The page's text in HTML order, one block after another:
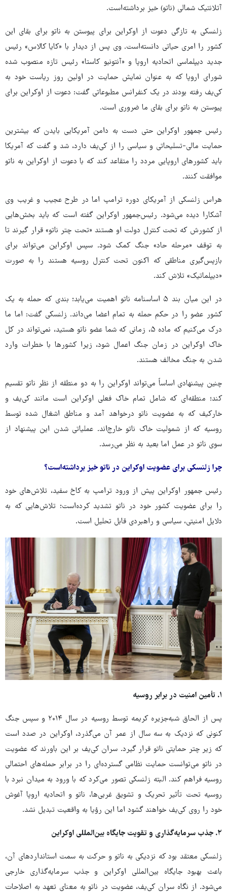
آتلانتیک شمالی (ناتو) خیز برداشته‌است.
زلنسکی به تازگی دعوت از اوکراین برای پیوستن به ناتو برای بقای این
کشور را امری حیاتی دانسته‌است. وی پس از دیدار با «کایا کالاس» رئیس
جدید دیپلماسی اتحادیه اروپا و «آنتونیو کاستا» رئیس تازه منصوب شده
شورای اروپا که به عنوان نمایش حمایت در اولین روز ریاست خود به
کی‌یف رفته بودند در یک کنفرانس مطبوعاتی گفت: دعوت از اوکراین برای
پیوستن به ناتو برای بقای ما ضروری است.
رئیس جمهور اوکراین حتی دست به دامن آمریکایی بایدن که بیشترین
حمایت مالی-تسلیحاتی و سیاسی را از کی‌یف دارد، شد و گفت که آمریکا
باید کشورهای اروپایی مردد را متقاعد کند که با دعوت از اوکراین به ناتو
موافقت کنند.
هراس زلنسکی از آمریکای دوره ترامپ اما در طرح عجیب و غریب وی
آشکارا دیده می‌شود. رئیس‌جمهور اوکراین گفته است که باید بخش‌هایی
از کشورش که تحت کنترل دولت او هستند «تحت چتر ناتو» قرار گیرند تا
به توقف «مرحله حاد» جنگ کمک شود. سپس اوکراین می‌تواند برای
بازپس‌گیری مناطقی که اکنون تحت کنترل روسیه هستند را به صورت
«دیپلماتیک» تلاش کند.
در این میان بند ۵ اساسنامه ناتو اهمیت می‌یابد؛ بندی که حمله به یک
کشور عضو را در حکم حمله به تمام اعضا می‌داند. زلنسکی گفت: اما ما
درک می‌کنیم که ماده ۵، زمانی که شما عضو ناتو هستید، نمی‌تواند در کل
خاک اوکراین در زمان جنگ اعمال شود، زیرا کشورها با خطرات وارد
شدن به جنگ مخالف هستند.
چنین پیشنهادی اساساً می‌تواند اوکراین را به دو منطقه از نظر ناتو تقسیم
کند؛ منطقه‌ای که شامل تمام خاک فعلی اوکراین است مانند کی‌یف و
خارکیف که به عضویت ناتو درخواهد آمد و مناطق اشغال شده توسط
روسیه که از شمولیت خاک ناتو خارج‌اند. عملیاتی شدن این پیشنهاد از
سوی ناتو در عمل اما بعید به نظر می‌رسد.‌
چرا زلنسکی برای عضویت اوکراین در ناتو خیز برداشته‌است؟
رئیس جمهور اوکراین پیش از ورود ترامپ به کاخ سفید، تلاش‌های خود
را برای عضویت کشور خود در ناتو تشدید کرده‌است؛ تلاش‌هایی که به
دلایل امنیتی، سیاسی و راهبردی قابل تحلیل است.
۱. تأمین امنیت در برابر روسیه
پس از الحاق شبه‌جزیره کریمه توسط روسیه در سال ۲۰۱۴ و سپس جنگ
کنونی که نزدیک به سه سال از عمر آن می‌گذرد، اوکراین در صدد است
که زیر چتر حمایتی ناتو قرار گیرد. سران کی‌یف بر این باورند که عضویت
در ناتو می‌توانست حمایت نظامی گسترده‌ای را در برابر حمله‌های احتمالی
روسیه فراهم کند. البته زلنسکی تصور می‌کرد که با ورود به میدان نبرد با
روسیه تحت تأثیر تحریک و تشویق غربی‌ها، ناتو و اتحادیه اروپا آغوش
خود را روی کی‌یف خواهند گشود اما این رؤیا به واقعیت تبدیل نشد.
۲. جذب سرمایه‌گذاری و تقویت جایگاه بین‌المللی اوکراین
زلنسکی معتقد بود که نزدیکی به ناتو و حرکت به سمت استانداردهای آن،
باعث بهبود جایگاه بین‌المللی اوکراین و جذب سرمایه‌گذاری خارجی
می‌شود. از نگاه سران کی‌یف، عضویت در ناتو به معنای تعهد به اصلاحات